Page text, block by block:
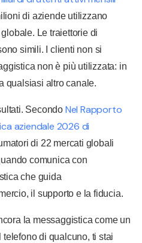
di aziende utilizzano
Le traiettorie di
simili. I clienti non si
non è più utilizzata: in
qualsiasi altro canale.
Secondo Nel Rapporto
aziendale 2026 di
di 22 mercati globali
comunica con
che guida
il supporto e la fiducia.
la messaggistica come un
di qualcuno, ti stai